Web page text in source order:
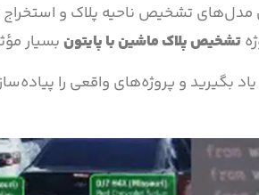
مدل‌های تشخیص ناحیه پلاک و
تشخیص پلاک ماشین با پایتونبسیار
بگیرید و پروژه‌های واقعی را